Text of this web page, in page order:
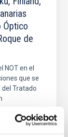
Óptico
de
NOT en el
que se
Tratado
2032